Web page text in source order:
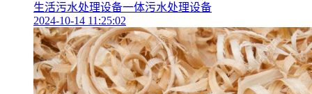
生活污水处理设备一体污水处理设备
2024-10-14 11:25:02